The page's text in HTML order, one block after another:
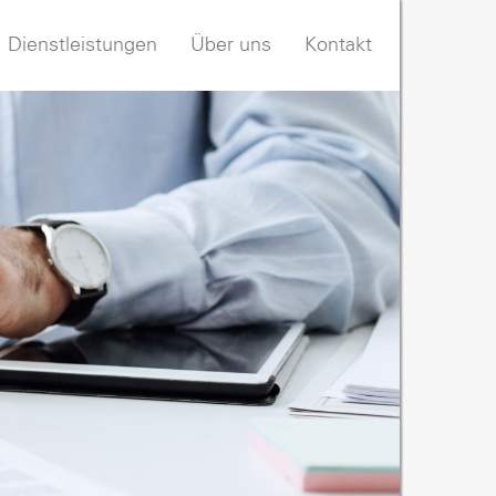
Dienstleistungen Über uns Kontakt